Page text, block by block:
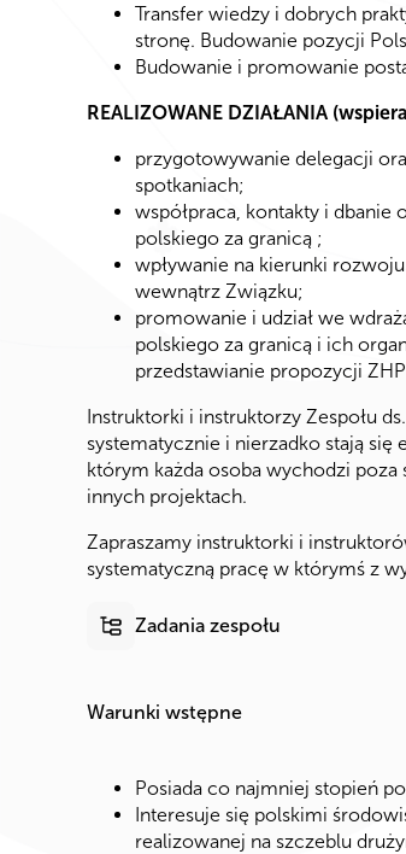
Transfer wiedzy i dobrych
stronę. Budowanie pozycji
Budowanie i promowanie
REALIZOWANE DZIAŁANIA
przygotowywanie delegacji
spotkaniach;
współpraca, kontakty i
polskiego za granicą ;
wpływanie na kierunki
wewnątrz Związku;
promowanie i udział we
polskiego za granicą i ich
przedstawianie propozycji
Instruktorki i instruktorzy Zespołu
systematycznie i nierzadko stają się
którym każda osoba wychodzi
innych projektach.
Zapraszamy instruktorki i
systematyczną pracę w którymś z
Zadania zespołu
Warunki wstępne
Posiada co najmniej stopień
Interesuje się polskimi
realizowanej na szczeblu